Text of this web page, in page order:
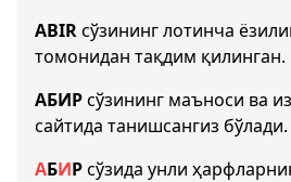
ABIRсўзининг лотинча
томонидан тақдим қилинган.
АБИРсўзининг маъноси ва
сайтида танишсангиз бўлади.
АБИРсўзида унли